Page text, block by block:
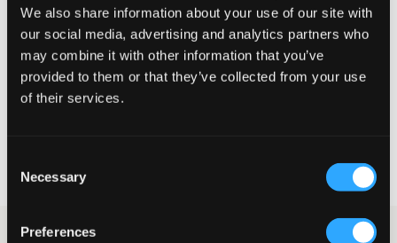
We also share information about your use of our site with
our social media, advertising and analytics partners who
may combine it with other information that you’ve
provided to them or that they’ve collected from your use
of their services.
Selection
Necessary
Preferences
Liten Perfekt Stor
STORLEKSGUIDE
VÄLJ STORLEK
Leverans2-4 vardagar
Mörkblå sweatshirt från Gant. Tröjan har rund halsringning och